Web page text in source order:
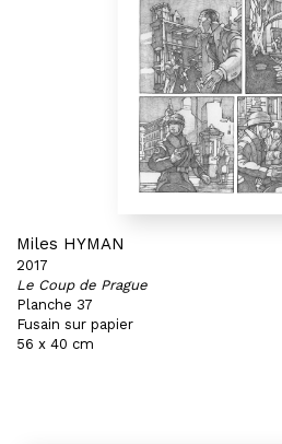
Miles HYMAN
2017
Le Coup de Prague
Planche 37
Fusain sur papier
56 x 40 cm